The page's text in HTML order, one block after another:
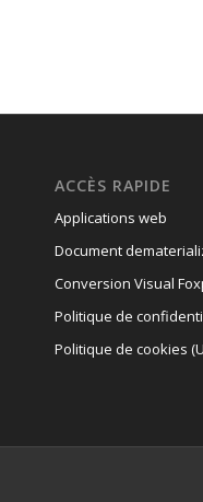
ACCÈS RAPIDE
Applications web
Document
Conversion Visual
Politique de
Politique de cookies